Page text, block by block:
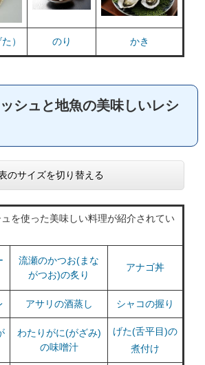
） のり かき
シュと地魚の美味しいレシ
のサイズを切り替える
を使った美味しい料理が紹介されてい
流瀬のかつお(まな
がつお)の炙り
アナゴ丼
アサリの酒蒸し シャコの握り
わたりがに(がざみ)
の味噌汁
げた(舌平目)の
煮付け